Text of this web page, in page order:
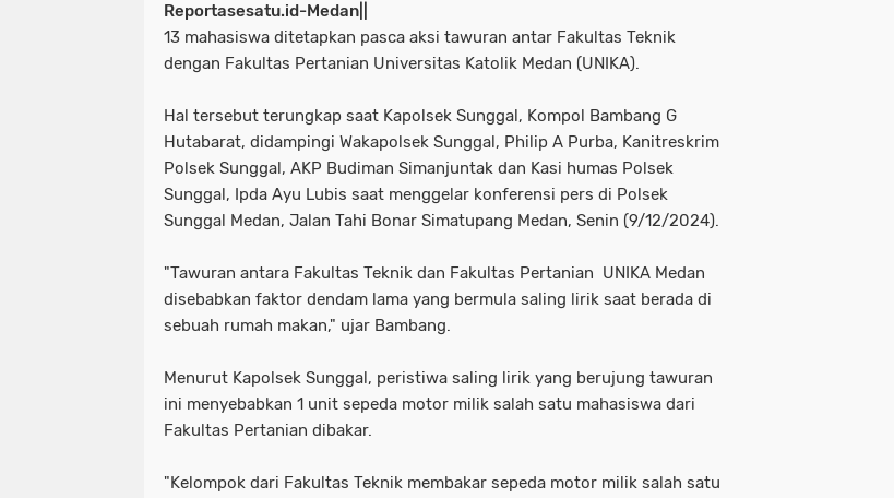
Reportasesatu.id-Medan||
13 mahasiswa ditetapkan pasca aksi tawuran antar Fakultas Teknik
dengan Fakultas Pertanian Universitas Katolik Medan (UNIKA).
Hal tersebut terungkap saat Kapolsek Sunggal, Kompol Bambang G
Hutabarat, didampingi Wakapolsek Sunggal, Philip A Purba, Kanitreskrim
Polsek Sunggal, AKP Budiman Simanjuntak dan Kasi humas Polsek
Sunggal, Ipda Ayu Lubis saat menggelar konferensi pers di Polsek
Sunggal Medan, Jalan Tahi Bonar Simatupang Medan, Senin (9/12/2024).
"Tawuran antara Fakultas Teknik dan Fakultas Pertanian UNIKA Medan
disebabkan faktor dendam lama yang bermula saling lirik saat berada di
sebuah rumah makan," ujar Bambang.
Menurut Kapolsek Sunggal, peristiwa saling lirik yang berujung tawuran
ini menyebabkan 1 unit sepeda motor milik salah satu mahasiswa dari
Fakultas Pertanian dibakar.
"Kelompok dari Fakultas Teknik membakar sepeda motor milik salah satu